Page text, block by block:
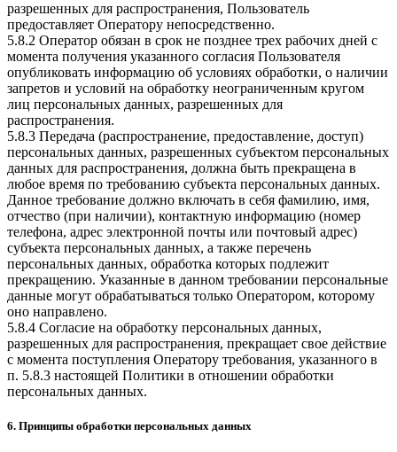
разрешенных для распространения, Пользователь
предоставляет Оператору непосредственно.
5.8.2 Оператор обязан в срок не позднее трех рабочих дней с
момента получения указанного согласия Пользователя
опубликовать информацию об условиях обработки, о наличии
запретов и условий на обработку неограниченным кругом
лиц персональных данных, разрешенных для
распространения.
5.8.3 Передача (распространение, предоставление, доступ)
персональных данных, разрешенных субъектом персональных
данных для распространения, должна быть прекращена в
любое время по требованию субъекта персональных данных.
Данное требование должно включать в себя фамилию, имя,
отчество (при наличии), контактную информацию (номер
телефона, адрес электронной почты или почтовый адрес)
субъекта персональных данных, а также перечень
персональных данных, обработка которых подлежит
прекращению. Указанные в данном требовании персональные
данные могут обрабатываться только Оператором, которому
оно направлено.
5.8.4 Согласие на обработку персональных данных,
разрешенных для распространения, прекращает свое действие
с момента поступления Оператору требования, указанного в
п. 5.8.3 настоящей Политики в отношении обработки
персональных данных.
6. Принципы обработки персональных данных